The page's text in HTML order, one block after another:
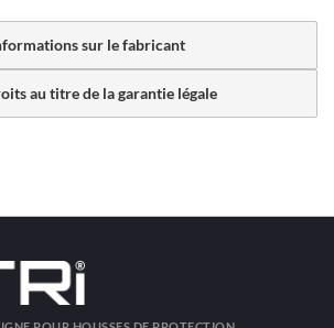
sur le fabricant
au titre de la garantie légale